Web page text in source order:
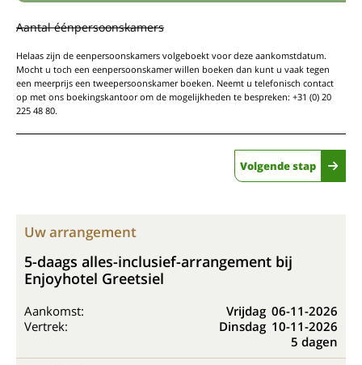
Aantal éénpersoonskamers
Helaas zijn de eenpersoonskamers volgeboekt voor deze aankomstdatum.
Mocht u toch een eenpersoonskamer willen boeken dan kunt u vaak tegen
een meerprijs een tweepersoonskamer boeken. Neemt u telefonisch contact
op met ons boekingskantoor om de mogelijkheden te bespreken: +31 (0) 20
225 48 80.
Volgende stap
Uw arrangement
5-daags alles-inclusief-arrangement bij
Enjoyhotel Greetsiel
Aankomst: Vrijdag 06-11-2026
Vertrek:
Dinsdag 10-11-2026
5 dagen